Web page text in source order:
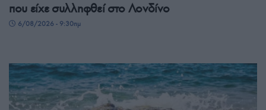
που είχε συλληφθεί στο Λονδίνο
6/08/2026 - 9:30πμ